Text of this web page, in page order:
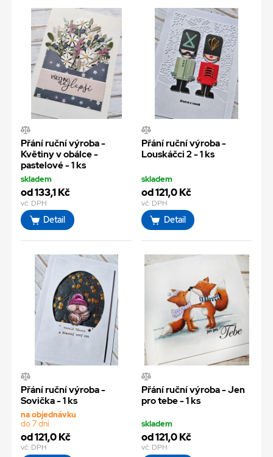
Přání ruční výroba -
Květiny v obálce -
pastelové - 1 ks
skladem
od 133,1 Kč
vč. DPH
Detail
Přání ruční výroba -
Louskáčci 2 - 1 ks
skladem
od 121,0 Kč
vč. DPH
Detail
Přání ruční výroba -
Sovička - 1 ks
na objednávku
do 7 dní
od 121,0 Kč
vč. DPH
Přání ruční výroba - Jen
pro tebe - 1 ks
skladem
od 121,0 Kč
vč. DPH